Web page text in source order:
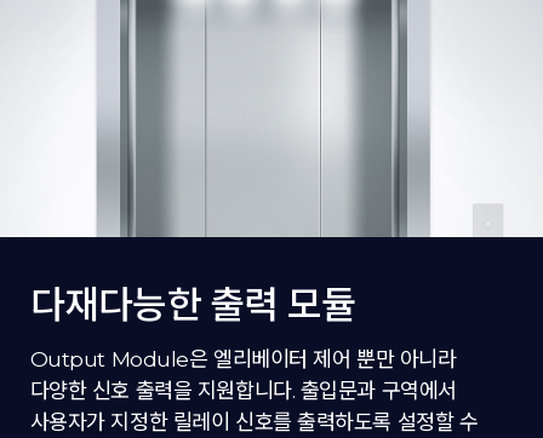
다재다능한 출력 모듈
Output Module은 엘리베이터 제어 뿐만 아니라
다양한 신호 출력을 지원합니다. 출입문과 구역에서
사용자가 지정한 릴레이 신호를 출력하도록 설정할 수